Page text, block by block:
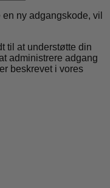
ny adgangskode, vil
til at understøtte din
administrere adgang
beskrevet i vores